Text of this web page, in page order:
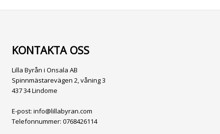
KONTAKTA OSS
Lilla Byrån i Onsala AB
Spinnmästarevägen 2, våning 3
437 34 Lindome
E-post: info@lillabyran.com
Telefonnummer: 0768426114